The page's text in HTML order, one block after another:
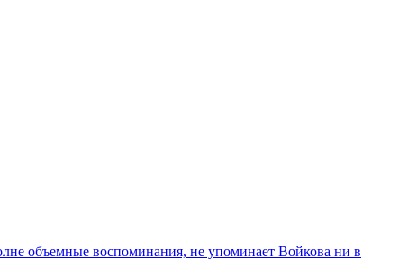
объемные воспоминания, не упоминает Войкова ни в